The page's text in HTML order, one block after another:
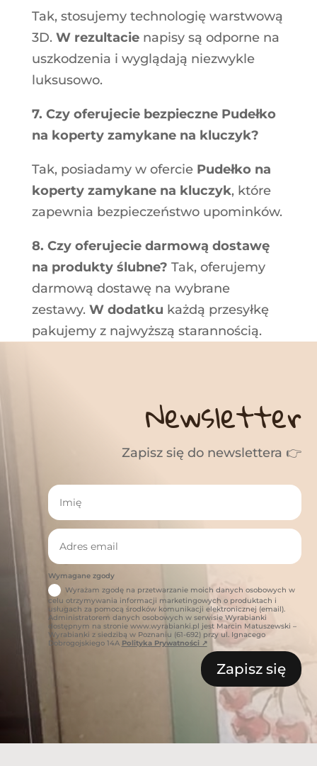
Tak, stosujemy technologię warstwową
3D. W rezultacienapisy są odporne na
uszkodzenia i wyglądają niezwykle
luksusowo.
7. Czy oferujecie bezpieczne Pudełko
na koperty zamykane na kluczyk?
Tak, posiadamy w ofercie Pudełko na
koperty zamykane na kluczyk, które
zapewnia bezpieczeństwo upominków.
8. Czy oferujecie darmową dostawę
na produkty ślubne? Tak, oferujemy
darmową dostawę na wybrane
zestawy. W dodatku każdą przesyłkę
pakujemy z najwyższą starannością.
Newsletter
Zapisz się do newslettera 👉
Wymagane zgody
Wyrażam zgodę na przetwarzanie moich danych osobowych w
celu otrzymywania informacji marketingowych o produktach i
usługach za pomocą środków komunikacji elektronicznej (email).
Administratorem danych osobowych w serwisie Wyrabianki
dostępnym na stronie www.wyrabianki.pl jest Marcin Matuszewski –
Wyrabianki z siedzibą w Poznaniu (61-692) przy ul. Ignacego
Dobrogojskiego 14A Polityka Prywatności ↗
Zapisz się